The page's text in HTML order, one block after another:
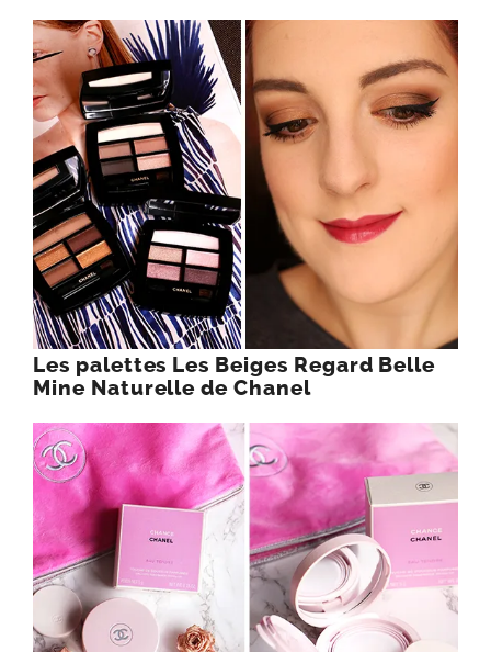
Les palettes Les Beiges Regard Belle
Mine Naturelle de Chanel